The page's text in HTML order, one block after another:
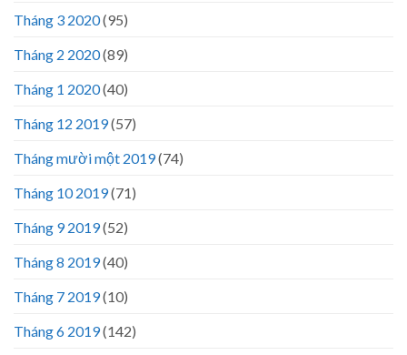
Tháng 3 2020(95)
Tháng 2 2020(89)
Tháng 1 2020(40)
Tháng 12 2019(57)
Tháng mười một 2019(74)
Tháng 10 2019(71)
Tháng 9 2019(52)
Tháng 8 2019(40)
Tháng 7 2019(10)
Tháng 6 2019(142)